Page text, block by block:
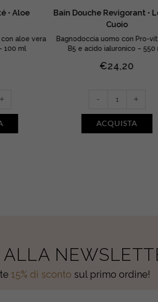
• Aloe
aloe vera
100 ml
+
Bain Douche Revigorant •
Cuoio
Bagnodoccia uomo con Pro-
B5 e acido ialuronico – 550
€24,20
- +
ACQUISTA
ALLA
15% di sconto sul primo ordine!